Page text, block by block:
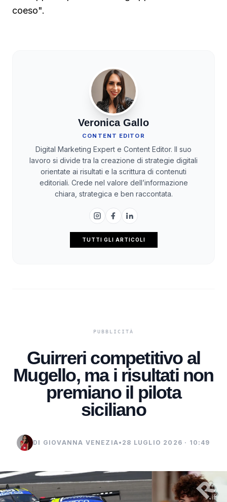
coeso".
Veronica Gallo
CONTENT EDITOR
Digital Marketing Expert e Content Editor. Il suo
lavoro si divide tra la creazione di strategie digitali
orientate ai risultati e la scrittura di contenuti
editoriali. Crede nel valore dell’informazione
chiara, strategica e ben raccontata.
TUTTI GLI ARTICOLI
Guirreri competitivo al
Mugello, ma i risultati non
premiano il pilota
siciliano
DI GIOVANNA VENEZIA• 28 LUGLIO 2026 · 10:49